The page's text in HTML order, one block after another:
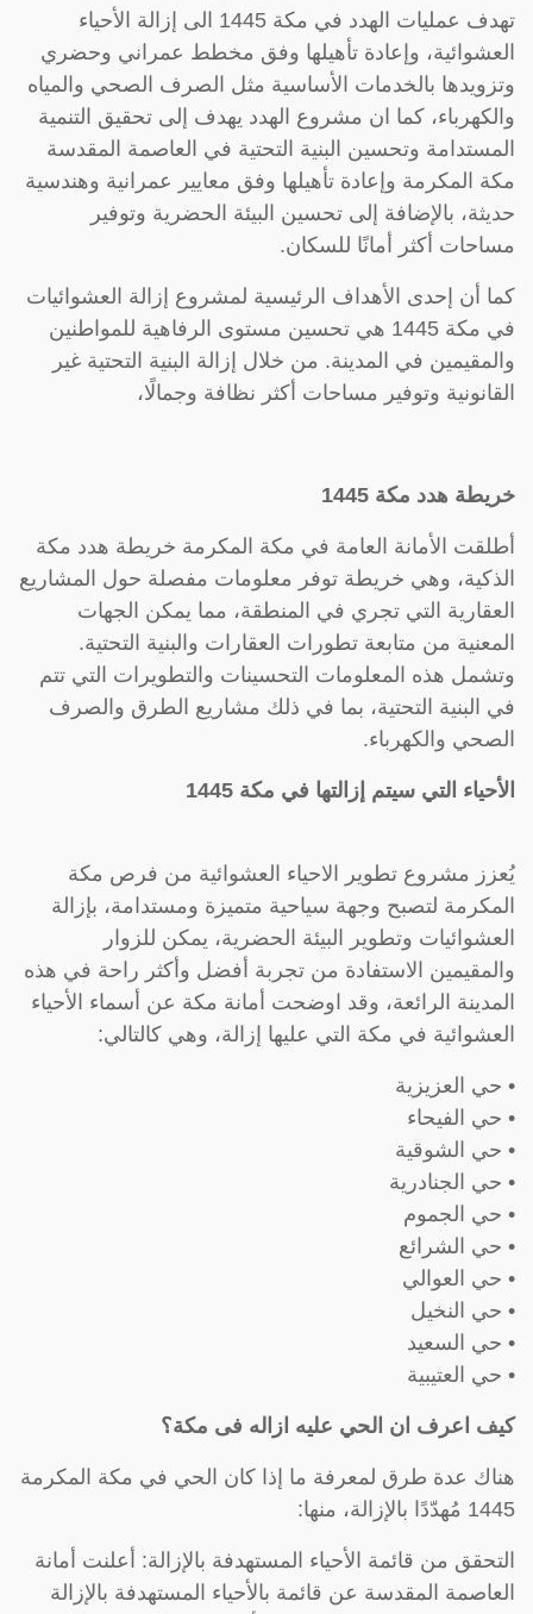
تهدف عمليات الهدد في مكة 1445 الى إزالة الأحياء
العشوائية، وإعادة تأهيلها وفق مخطط عمراني وحضري
وتزويدها بالخدمات الأساسية مثل الصرف الصحي والمياه
والكهرباء، كما ان مشروع الهدد يهدف إلى تحقيق التنمية
المستدامة وتحسين البنية التحتية في العاصمة المقدسة
مكة المكرمة وإعادة تأهيلها وفق معايير عمرانية وهندسية
حديثة، بالإضافة إلى تحسين البيئة الحضرية وتوفير
مساحات أكثر أمانًا للسكان.
كما أن إحدى الأهداف الرئيسية لمشروع إزالة العشوائيات
في مكة 1445 هي تحسين مستوى الرفاهية للمواطنين
والمقيمين في المدينة. من خلال إزالة البنية التحتية غير
القانونية وتوفير مساحات أكثر نظافة وجمالًا،
خريطة هدد مكة 1445
أطلقت الأمانة العامة في مكة المكرمة خريطة هدد مكة
الذكية، وهي خريطة توفر معلومات مفصلة حول المشاريع
العقارية التي تجري في المنطقة، مما يمكن الجهات
المعنية من متابعة تطورات العقارات والبنية التحتية.
وتشمل هذه المعلومات التحسينات والتطويرات التي تتم
في البنية التحتية، بما في ذلك مشاريع الطرق والصرف
الصحي والكهرباء.
الأحياء التي سيتم إزالتها في مكة 1445
يُعزز مشروع تطوير الاحياء العشوائية من فرص مكة
المكرمة لتصبح وجهة سياحية متميزة ومستدامة، بإزالة
العشوائيات وتطوير البيئة الحضرية، يمكن للزوار
والمقيمين الاستفادة من تجربة أفضل وأكثر راحة في هذه
المدينة الرائعة، وقد اوضحت أمانة مكة عن أسماء الأحياء
العشوائية في مكة التي عليها إزالة، وهي كالتالي:
• حي العزيزية
• حي الفيحاء
• حي الشوقية
• حي الجنادرية
• حي الجموم
• حي الشرائع
• حي العوالي
• حي النخيل
• حي السعيد
• حي العتيبية
كيف اعرف ان الحي عليه ازاله فى مكة؟
هناك عدة طرق لمعرفة ما إذا كان الحي في مكة المكرمة
1445 مُهدّدًا بالإزالة، منها:
التحقق من قائمة الأحياء المستهدفة بالإزالة: أعلنت أمانة
العاصمة المقدسة عن قائمة بالأحياء المستهدفة بالإزالة